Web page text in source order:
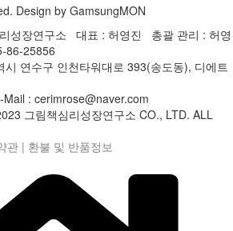
Design by GamsungMON
성장연구소 대표 : 허영진 총괄 관리 : 허영
86-25856
연수구 인천타워대로 393(송도동), 디에트
: cerimrose@naver.com
그림책심리성장연구소 CO., LTD. ALL
관 | 환불 및 반품정보